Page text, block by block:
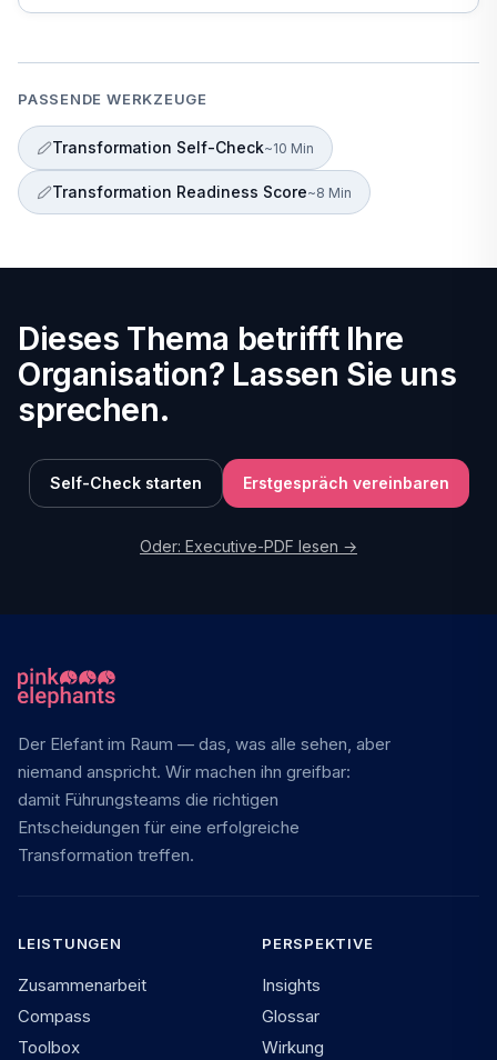
PASSENDE WERKZEUGE
Transformation Self-Check~10 Min
Transformation Readiness Score~8 Min
Dieses Thema betrifft Ihre
Organisation? Lassen Sie uns
sprechen.
Self-Check starten Erstgespräch vereinbaren
Oder: Executive-PDF lesen →
Der Elefant im Raum — das, was alle sehen, aber
niemand anspricht. Wir machen ihn greifbar:
damit Führungsteams die richtigen
Entscheidungen für eine erfolgreiche
Transformation treffen.
LEISTUNGEN
Zusammenarbeit
Compass
Toolbox
PERSPEKTIVE
Insights
Glossar
Wirkung